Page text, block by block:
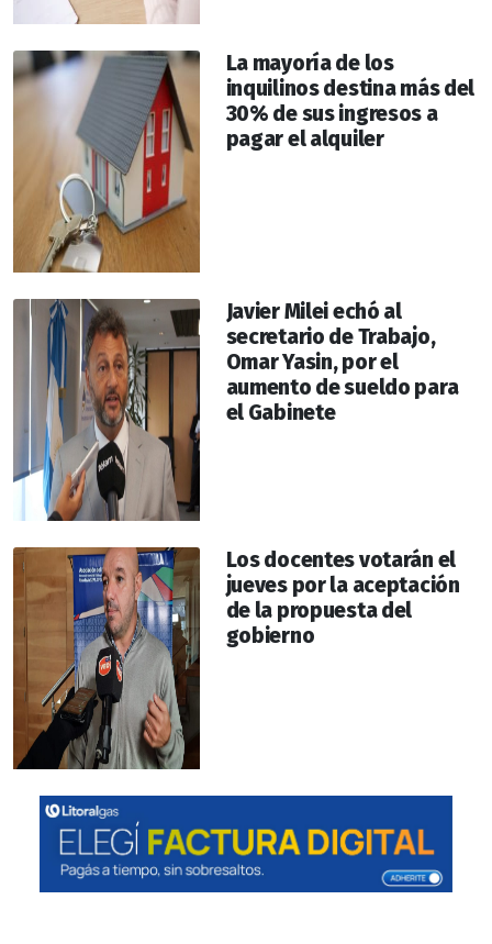
La mayoría de los
inquilinos destina más del
30% de sus ingresos a
pagar el alquiler
Javier Milei echó al
secretario de Trabajo,
Omar Yasin, por el
aumento de sueldo para
el Gabinete
Los docentes votarán el
jueves por la aceptación
de la propuesta del
gobierno